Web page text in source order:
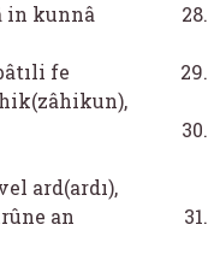
in kunnâ
fe
ard(ardı),
an